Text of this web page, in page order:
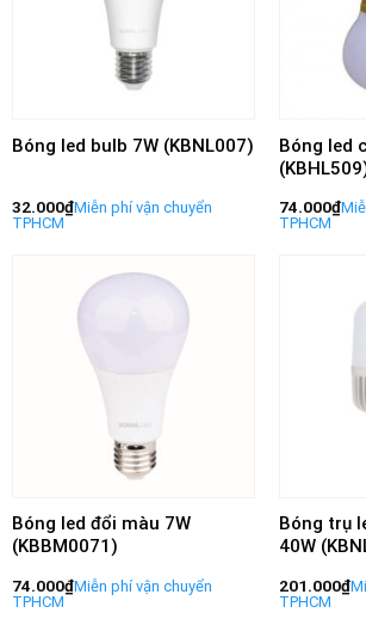
Bóng led bulb 7W (KBNL007)
32.000₫
Bóng led
74.000₫
Bóng led đổi màu 7W
(KBBM0071)
74.000₫
Bóng trụ
40W
201.000₫